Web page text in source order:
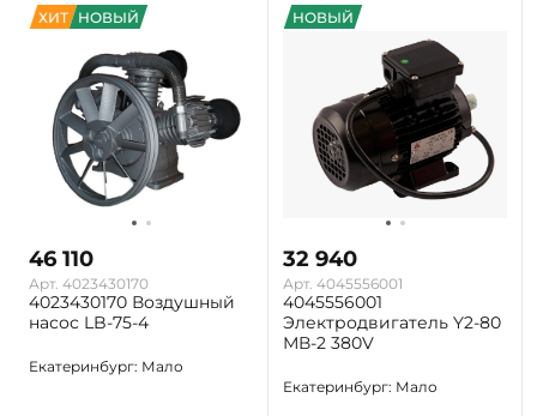
ХИТ НОВЫЙ
46 110
Арт. 4023430170
4023430170 Воздушный
насос LB-75-4
Екатеринбург: Мало
НОВЫЙ
32 940
Арт. 4045556001
4045556001
Электродвигатель Y2-80
МВ-2 380V
Екатеринбург: Мало